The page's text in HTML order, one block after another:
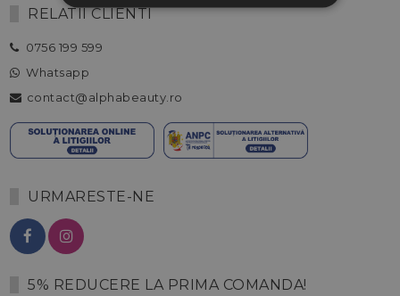
RELATII CLIENTI
0756 199 599
Whatsapp
contact@alphabeauty.ro
URMARESTE-NE
5% REDUCERE LA PRIMA COMANDA!